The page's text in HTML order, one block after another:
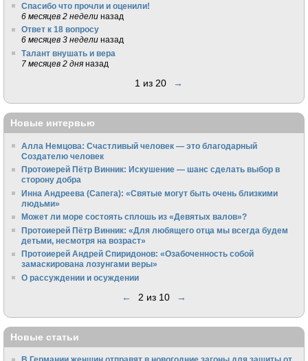
Спасибо что прочли и оценили!
6 месяцев 2 недели назад
Ответ к 18 вопросу
6 месяцев 3 недели назад
Талант внушать и вера
7 месяцев 2 дня назад
1 из 20 →
Новые интервью
Алла Немцова: Счастливый человек — это благодарный
Создателю человек
Протоиерей Пётр Винник: Искушение — шанс сделать выбор в
сторону добра
Инна Андреева (Сапега): «Святые могут быть очень близкими
людьми»
Может ли море состоять сплошь из «Девятых валов»?
Протоиерей Пётр Винник: «Для любящего отца мы всегда будем
детьми, несмотря на возраст»
Протоиерей Андрей Спиридонов: «Озабоченность собой
замаскирована лозунгами веры»
О рассуждении и осуждении
← 2 из 10 →
Новые статьи